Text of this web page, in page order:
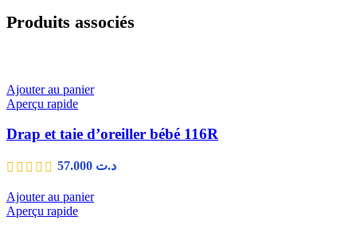
Produits associés
Ajouter au panier
Aperçu rapide
Drap et taie d’oreiller bébé 116R
د.ت
Ajouter au panier
Aperçu rapide